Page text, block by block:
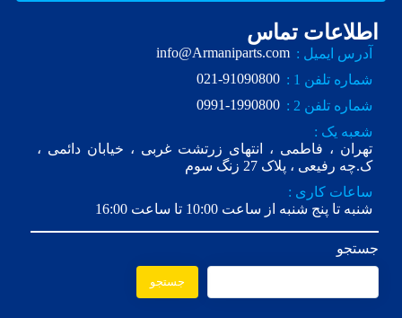
اطلاعات تماس
آدرس ایمیل : info@Armaniparts.com
شماره تلفن 1 :
021-91090800
شماره تلفن 2 :
0991-1990800
شعبه یک :
تهران ، فاطمی ، انتهای زرتشت غربی ، خیابان دائمی ،
ک.چه رفیعی ، پلاک 27 زنگ سوم
ساعات کاری :
شنبه تا پنج شنبه از ساعت 10:00 تا ساعت 16:00
جستجو
جستجو